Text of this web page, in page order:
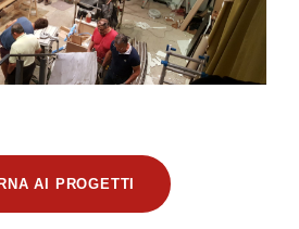
AI PROGETTI